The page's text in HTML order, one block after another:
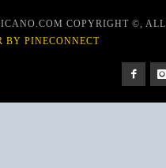
COPYRIGHT ©, ALL
BY PINECONNECT